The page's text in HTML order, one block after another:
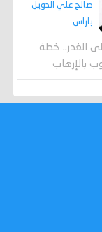
صالح علي الدويل
باراس
الغدر.. خطة
بالإرهاب